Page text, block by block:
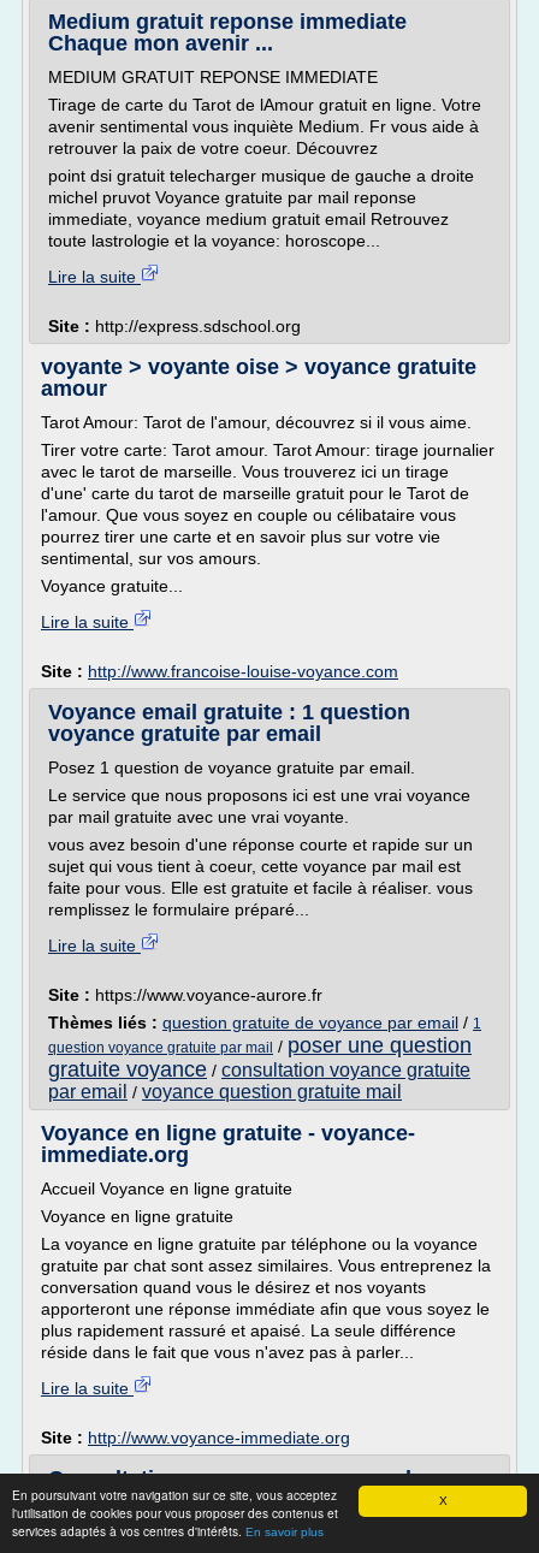
X
En poursuivant votre navigation sur ce site, vous acceptez
l'utilisation de cookies pour vous proposer des contenus et
services adaptés à vos centres d'intérêts. En savoir plus
Medium gratuit reponse immediate
Chaque mon avenir ...
MEDIUM GRATUIT REPONSE IMMEDIATE
Tirage de carte du Tarot de lAmour gratuit en ligne. Votre
avenir sentimental vous inquiète Medium. Fr vous aide à
retrouver la paix de votre coeur. Découvrez
point dsi gratuit telecharger musique de gauche a droite
michel pruvot Voyance gratuite par mail reponse
immediate, voyance medium gratuit email Retrouvez
toute lastrologie et la voyance: horoscope...
Lire la suite
Site : http://express.sdschool.org
voyante > voyante oise > voyance gratuite
amour
Tarot Amour: Tarot de l'amour, découvrez si il vous aime.
Tirer votre carte: Tarot amour. Tarot Amour: tirage journalier
avec le tarot de marseille. Vous trouverez ici un tirage
d'une' carte du tarot de marseille gratuit pour le Tarot de
l'amour. Que vous soyez en couple ou célibataire vous
pourrez tirer une carte et en savoir plus sur votre vie
sentimental, sur vos amours.
Voyance gratuite...
Lire la suite
Site : http://www.francoise-louise-voyance.com
Voyance email gratuite : 1 question
voyance gratuite par email
Posez 1 question de voyance gratuite par email.
Le service que nous proposons ici est une vrai voyance
par mail gratuite avec une vrai voyante.
vous avez besoin d'une réponse courte et rapide sur un
sujet qui vous tient à coeur, cette voyance par mail est
faite pour vous. Elle est gratuite et facile à réaliser. vous
remplissez le formulaire préparé...
Lire la suite
Site : https://www.voyance-aurore.fr
Thèmes liés : question gratuite de voyance par email / 1
question voyance gratuite par mail / poser une question
gratuite voyance / consultation voyance gratuite
par email / voyance question gratuite mail
Voyance en ligne gratuite - voyance-
immediate.org
Accueil Voyance en ligne gratuite
Voyance en ligne gratuite
La voyance en ligne gratuite par téléphone ou la voyance
gratuite par chat sont assez similaires. Vous entreprenez la
conversation quand vous le désirez et nos voyants
apporteront une réponse immédiate afin que vous soyez le
plus rapidement rassuré et apaisé. La seule différence
réside dans le fait que vous n'avez pas à parler...
Lire la suite
Site : http://www.voyance-immediate.org
Consultation voyance amour avec les pros
de la voyance en ...
Voyance par tchat